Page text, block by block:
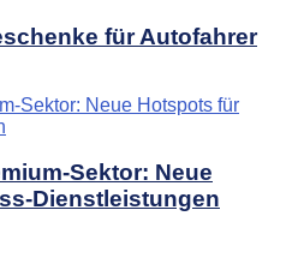
für Autofahrer
Sektor: Neue
Dienstleistungen